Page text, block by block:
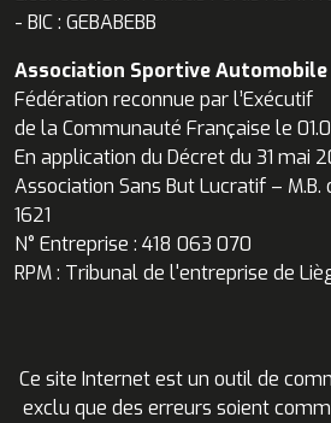
- BIC : GEBABEBB
Association Sportive Automobile
Fédération reconnue par l’Exécutif
de la Communauté Française le
En application du Décret du 31 mai
Association Sans But Lucratif –
1621
N° Entreprise : 418 063 070
RPM : Tribunal de l'entreprise de
Ce site Internet est un outil de
exclu que des erreurs soient